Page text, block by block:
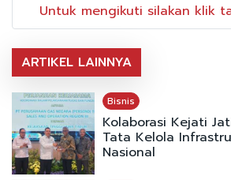
Untuk mengikuti silakan klik
ARTIKEL LAINNYA
Bisnis
Kolaborasi Kejati
Tata Kelola
Nasional